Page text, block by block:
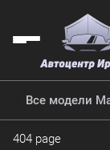
Все модели
404 page